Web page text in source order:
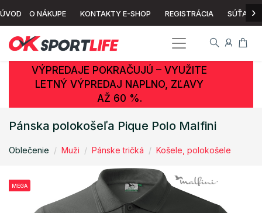
ÚVOD O NÁKUPE KONTAKTY E-SHOP REGISTRÁCIA SÚŤAŽ ›
VÝPREDAJE POKRAČUJÚ – VYUŽITE
LETNÝ VÝPREDAJ NAPLNO, ZĽAVY
AŽ 60 %.
Pánska polokošeľa Pique Polo Malfini
Oblečenie Muži Pánske tričká Košele, polokošele
MEGA